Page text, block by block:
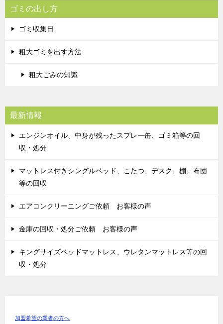
ゴミの出し方
ゴミ収集日
粗大ゴミを出す方法
粗大ごみの知識
最新情報
エンジンオイル、中身が残ったスプレー缶、ゴミ箱等の回
収・処分
マットレス付きシングルベッド、こたつ、デスク、棚、布団
等の回収
エアコンクリーニングご依頼 お客様の声
金庫の回収・処分ご依頼 お客様の声
キングサイズベッドマットレス、ウレタンマットレス等の回
収・処分
加盟希望の業者の方へ